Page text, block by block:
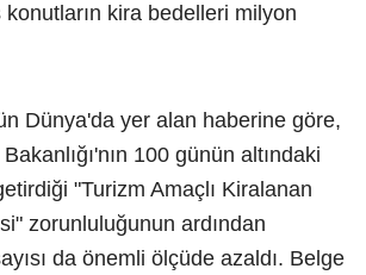
kira bedelleri milyon
Dünya'da yer alan haberine göre,
100 günün altındaki
"Turizm Amaçlı Kiralanan
zorunluluğunun ardından
da önemli ölçüde azaldı. Belge